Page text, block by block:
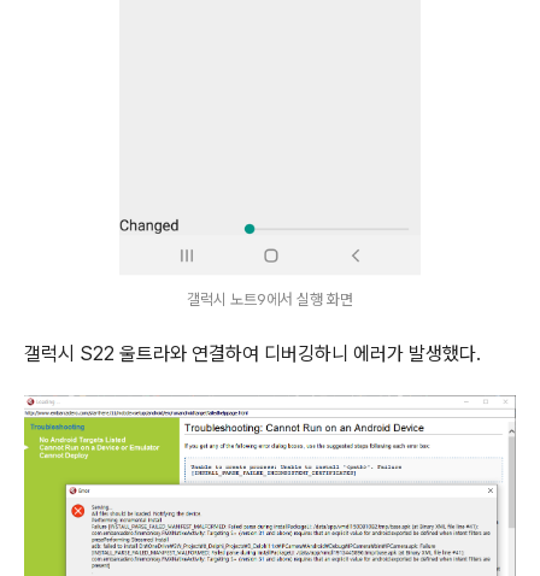
갤럭시 노트9에서 실행 화면
갤럭시 S22 울트라와 연결하여 디버깅하니 에러가 발생했다.